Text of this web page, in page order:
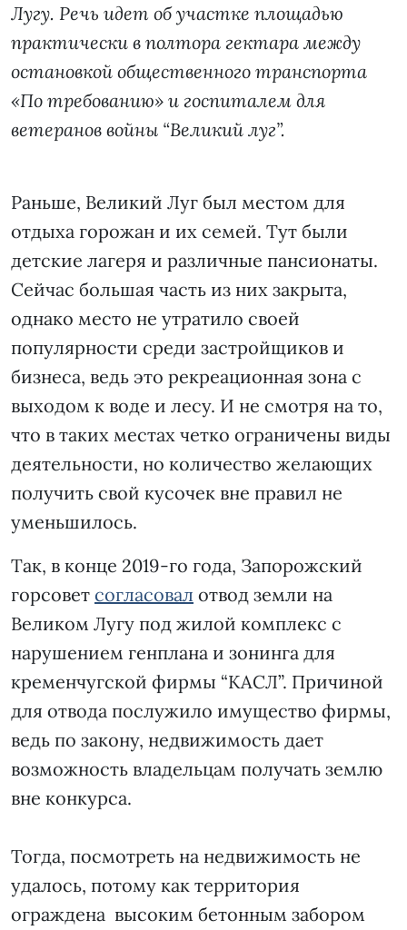
Лугу. Речь идет об участке площадью
практически в полтора гектара между
остановкой общественного транспорта
«По требованию» и госпиталем для
ветеранов войны “Великий луг”.
Раньше, Великий Луг был местом для
отдыха горожан и их семей. Тут были
детские лагеря и различные пансионаты.
Сейчас большая часть из них закрыта,
однако место не утратило своей
популярности среди застройщиков и
бизнеса, ведь это рекреационная зона с
выходом к воде и лесу. И не смотря на то,
что в таких местах четко ограничены виды
деятельности, но количество желающих
получить свой кусочек вне правил не
уменьшилось.
Так, в конце 2019-го года, Запорожский
горсовет согласовал отвод земли на
Великом Лугу под жилой комплекс с
нарушением генплана и зонинга для
кременчугской фирмы “КАСЛ”. Причиной
для отвода послужило имущество фирмы,
ведь по закону, недвижимость дает
возможность владельцам получать землю
вне конкурса.
Тогда, посмотреть на недвижимость не
удалось, потому как территория
ограждена высоким бетонным забором